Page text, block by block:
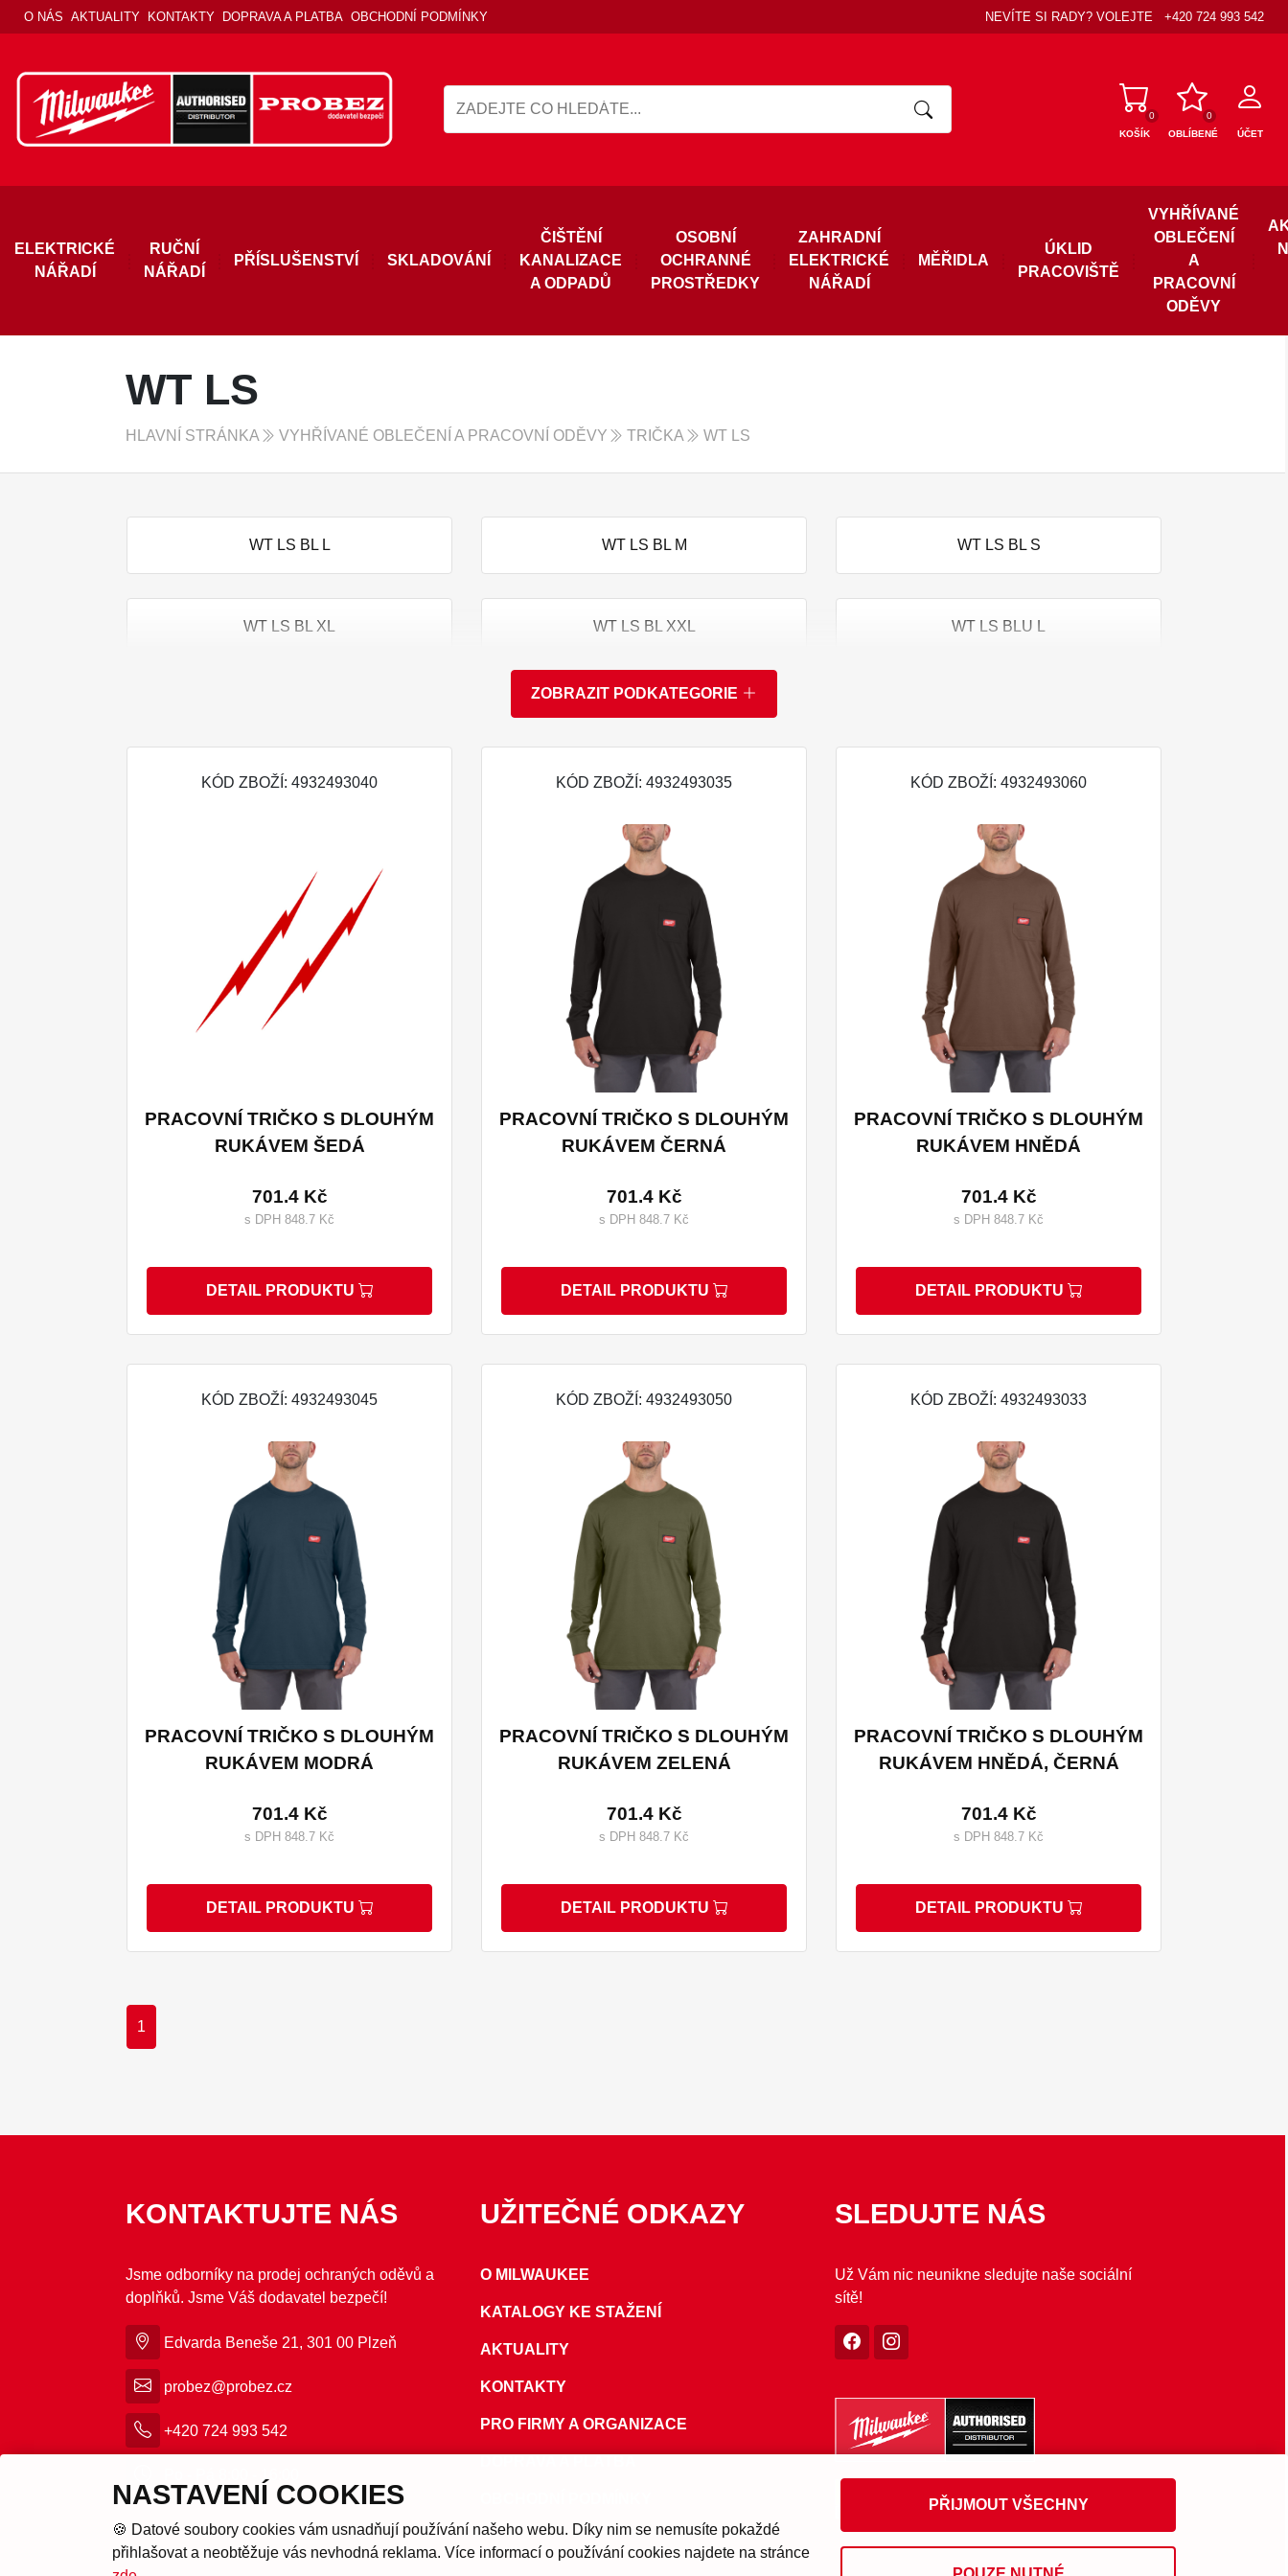
O NÁS AKTUALITY KONTAKTY DOPRAVA A PLATBA OBCHODNÍ PODMÍNKY NEVÍTE SI RADY? VOLEJTE +420 724 993 542
ÚČET
0
OBLÍBENÉ
0
KOŠÍK
ELEKTRICKÉ
NÁŘADÍ
RUČNÍ
NÁŘADÍ
PŘÍSLUŠENSTVÍ SKLADOVÁNÍ
ČIŠTĚNÍ
KANALIZACE
A ODPADŮ
OSOBNÍ
OCHRANNÉ
PROSTŘEDKY
ZAHRADNÍ
ELEKTRICKÉ
NÁŘADÍ
MĚŘIDLA
ÚKLID
PRACOVIŠTĚ
VYHŘÍVANÉ
OBLEČENÍ
A
PRACOVNÍ
ODĚVY
WT LS
HLAVNÍ STRÁNKA VYHŘÍVANÉ OBLEČENÍ A PRACOVNÍ ODĚVY TRIČKA WT LS
WT LS BL L WT LS BL M WT LS BL S
WT LS BL XL WT LS BL XXL WT LS BLU L
WT LS BLU XXL WT LS BR L WT LS BR M
WT LS BR S WT LS BR XL WT LS BR XXL
WT LS GN L WT LS GN S
WT LS GN XL WT LS GN XXL WT LS GR L
WT LS GR M WT LS GR S WT LS GR XL
WT LS GR XXL
ZOBRAZIT PODKATEGORIE
KÓD ZBOŽÍ: 4932493040
PRACOVNÍ TRIČKO S DLOUHÝM
RUKÁVEM ŠEDÁ
701.4 Kč
s DPH 848.7 Kč
DETAIL PRODUKTU
KÓD ZBOŽÍ: 4932493035
PRACOVNÍ TRIČKO S DLOUHÝM
RUKÁVEM ČERNÁ
701.4 Kč
s DPH 848.7 Kč
DETAIL PRODUKTU
KÓD ZBOŽÍ: 4932493060
PRACOVNÍ TRIČKO S DLOUHÝM
RUKÁVEM HNĚDÁ
701.4 Kč
s DPH 848.7 Kč
DETAIL PRODUKTU
KÓD ZBOŽÍ: 4932493045
PRACOVNÍ TRIČKO S DLOUHÝM
RUKÁVEM MODRÁ
701.4 Kč
s DPH 848.7 Kč
DETAIL PRODUKTU
KÓD ZBOŽÍ: 4932493050
PRACOVNÍ TRIČKO S DLOUHÝM
RUKÁVEM ZELENÁ
701.4 Kč
s DPH 848.7 Kč
DETAIL PRODUKTU
KÓD ZBOŽÍ: 4932493033
PRACOVNÍ TRIČKO S DLOUHÝM
RUKÁVEM HNĚDÁ, ČERNÁ
701.4 Kč
s DPH 848.7 Kč
DETAIL PRODUKTU
1
KONTAKTUJTE NÁS
Jsme odborníky na prodej ochraných oděvů a
doplňků. Jsme Váš dodavatel bezpečí!
Edvarda Beneše 21, 301 00 Plzeň
probez@probez.cz
+420 724 993 542
UŽITEČNÉ ODKAZY
O MILWAUKEE
KATALOGY KE STAŽENÍ
AKTUALITY
KONTAKTY
PRO FIRMY A ORGANIZACE
SLEDUJTE NÁS
Už Vám nic neunikne sledujte naše sociální
sítě!
NASTAVENÍ COOKIES
🍪 Datové soubory cookies vám usnadňují používání našeho webu. Díky nim se nemusíte pokaždé
přihlašovat a neobtěžuje vás nevhodná reklama. Více informací o používání cookies najdete na stránce
PŘIJMOUT VŠECHNY